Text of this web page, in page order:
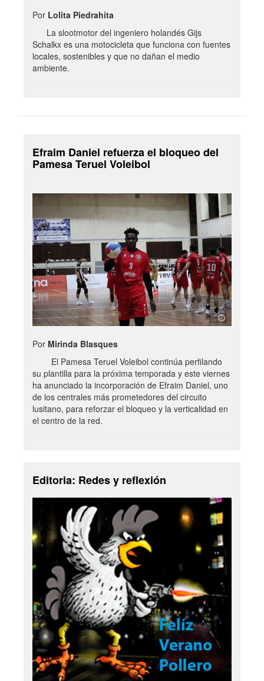
Por Lolita Piedrahita
La slootmotor del ingeniero holandés Gijs
Schalkx es una motocicleta que funciona con fuentes
locales, sostenibles y que no dañan el medio
ambiente.
Efraim Daniel refuerza el bloqueo del
Pamesa Teruel Voleibol
Por Mirinda Blasques
El Pamesa Teruel Voleibol continúa perfilando
su plantilla para la próxima temporada y este viernes
ha anunciado la incorporación de Efraim Daniel, uno
de los centrales más prometedores del circuito
lusitano, para reforzar el bloqueo y la verticalidad en
el centro de la red.
Editoria: Redes y reflexión